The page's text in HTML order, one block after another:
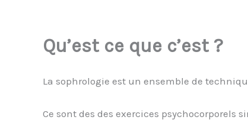
Qu’est ce que c’est ?
La sophrologie est un ensemble de
Ce sont des des exercices psychocorporels